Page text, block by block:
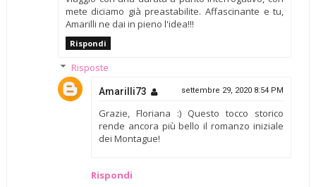
mete diciamo già preastabilite. Affascinante e tu,
Amarilli ne dai in pieno l'idea!!!
Rispondi
Risposte
Amarilli73 settembre 29, 2020 8:54 PM
Grazie, Floriana :) Questo tocco storico
rende ancora più bello il romanzo iniziale
dei Montague!
Rispondi